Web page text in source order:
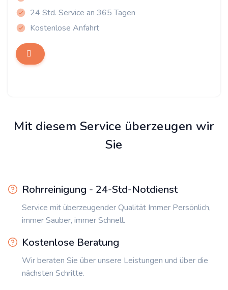
24 Std. Service an 365 Tagen
Kostenlose Anfahrt
Mit diesem Service überzeugen wir
Sie
Rohrreinigung - 24-Std-Notdienst
Service mit überzeugender Qualität Immer Persönlich,
immer Sauber, immer Schnell.
Kostenlose Beratung
Wir beraten Sie über unsere Leistungen und über die
nächsten Schritte.